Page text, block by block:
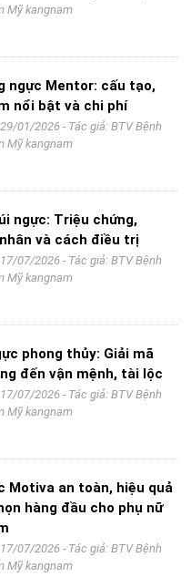
Mỹ kangnam
ngực Mentor: cấu tạo,
nổi bật và chi phí
01/2026 - Tác giả: BTV Bệnh
Mỹ kangnam
ngực: Triệu chứng,
và cách điều trị
07/2026 - Tác giả: BTV Bệnh
Mỹ kangnam
phong thủy: Giải mã
đến vận mệnh, tài lộc
07/2026 - Tác giả: BTV Bệnh
Mỹ kangnam
Motiva an toàn, hiệu quả
hàng đầu cho phụ nữ
07/2026 - Tác giả: BTV Bệnh
Mỹ kangnam